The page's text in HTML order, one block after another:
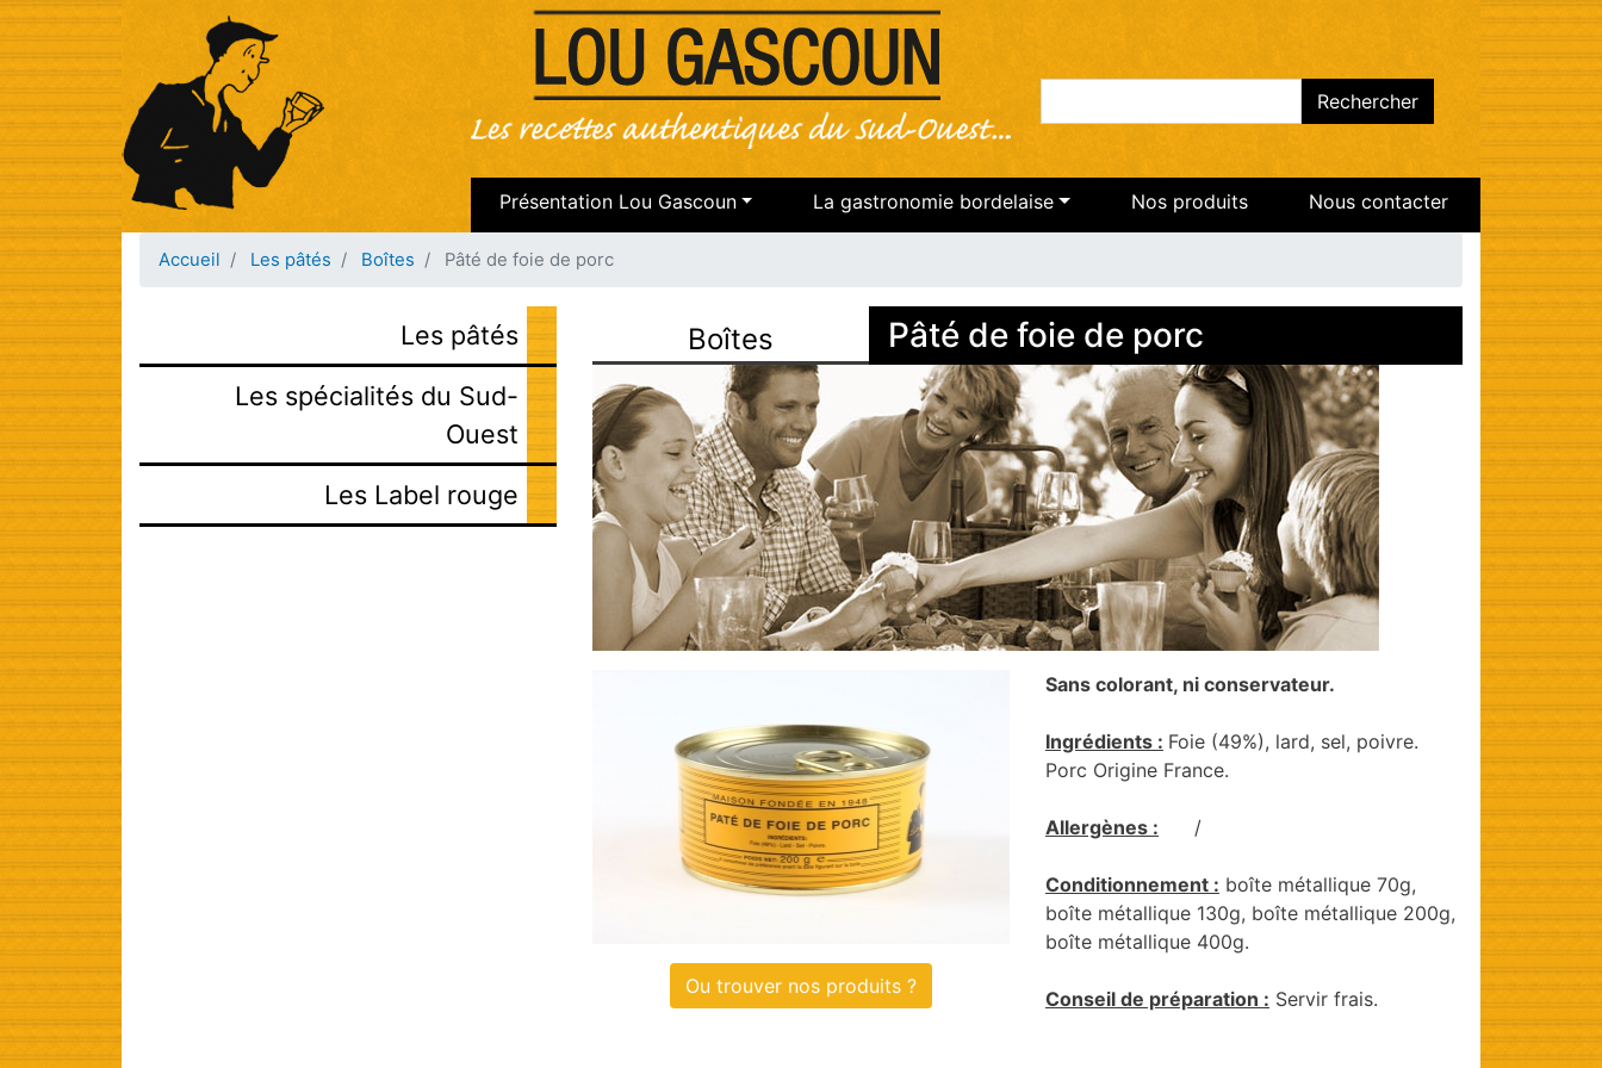
Rechercher
Navigation
principale
Présentation Lou Gascoun La gastronomie bordelaise Nos produits Nous contacter
Accueil Les pâtés Boîtes Pâté de foie de porc
Les pâtés
Les spécialités du Sud-
Ouest
Les Label rouge
Boîtes Pâté de foie de porc
Ou trouver nos produits ?
Sans colorant, ni conservateur.
Ingrédients : Foie (49%), lard, sel, poivre.
Porc Origine France.
Allergènes : /
Conditionnement : boîte métallique 70g,
boîte métallique 130g, boîte métallique 200g,
boîte métallique 400g.
Conseil de préparation : Servir frais.